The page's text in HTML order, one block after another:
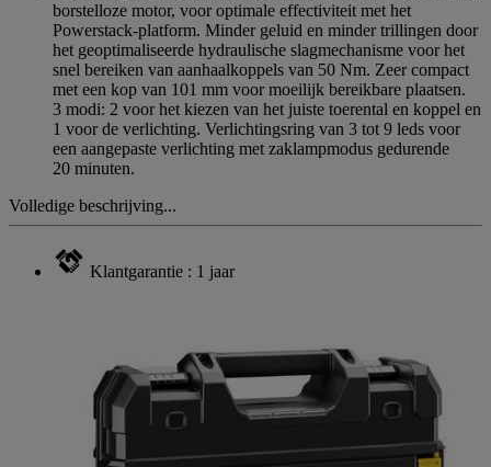
borstelloze motor, voor optimale effectiviteit met het
Powerstack-platform. Minder geluid en minder trillingen door
het geoptimaliseerde hydraulische slagmechanisme voor het
snel bereiken van aanhaalkoppels van 50 Nm. Zeer compact
met een kop van 101 mm voor moeilijk bereikbare plaatsen.
3 modi: 2 voor het kiezen van het juiste toerental en koppel en
1 voor de verlichting. Verlichtingsring van 3 tot 9 leds voor
een aangepaste verlichting met zaklampmodus gedurende
20 minuten.
Volledige beschrijving...
Klantgarantie : 1 jaar